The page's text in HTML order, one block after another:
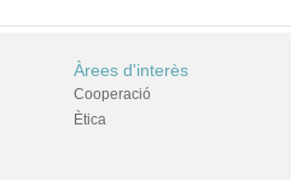
Àrees d'interès
Cooperació
Ètica